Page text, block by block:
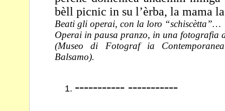
bèll picnic in su l’èrba, la mama
Beati gli operai, con la loro “schiscètta”…
Operai in pausa pranzo, in una fotografia
(Museo di Fotograf ia
Balsamo).
----------- -----------